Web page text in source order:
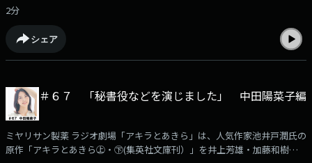
豪華出演者の「収録後の声」を収録！アフタートークとして番組の裏話や
役作りに付いてなど様々なエピソードをお届けします。本編はKBCラジオ
で毎週月曜日ごご6時30分から放送！（日曜あさ７時３０分から再放送）
今回の担当は産業中央銀行の牧野達也役を演じた声優の田村僚佑さんで
2分
シェア
＃６７ 「秘書役などを演じました」 中田陽菜子編
ミヤリサン製薬 ラジオ劇場「アキラとあきら」は、人気作家池井戸潤氏の
原作「アキラとあきら㊤・㊦(集英社文庫刊）」を井上芳雄・加藤和樹のW